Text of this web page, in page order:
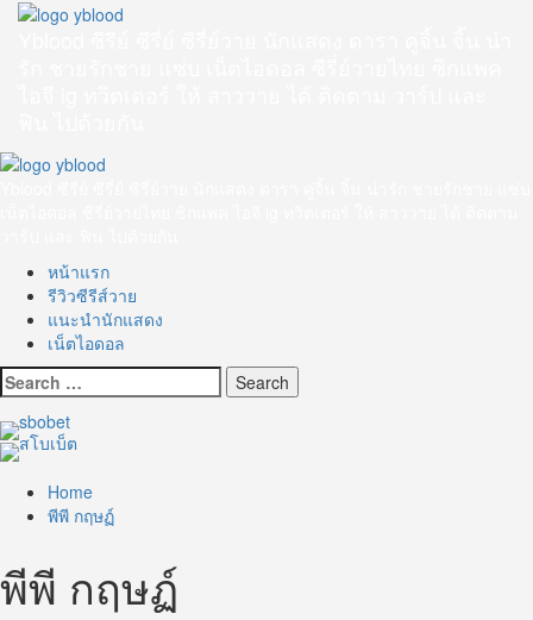
Skip
Primary
หน้าแรก
รีวิวซีรีส์วาย
แนะนำนักแสดง
เน็ตไอดอล
Search
for:
Home
พีพี กฤษฏ์
พีพี กฤษฏ์